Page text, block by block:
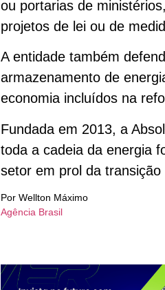
ou portarias de
projetos de lei ou de
A entidade também
armazenamento de
economia incluídos na
Fundada em 2013, a
toda a cadeia da energia
setor em prol da
Por Wellton Máximo
Agência Brasil